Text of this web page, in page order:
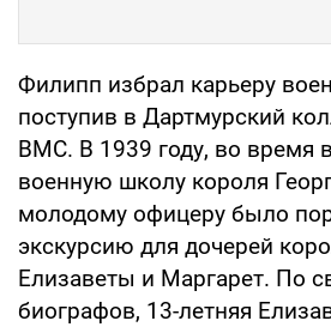
Филипп избрал карьеру
поступив в Дартмурский
ВМС. В 1939 году, во время
военную школу короля
молодому офицеру было
экскурсию для дочерей
Елизаветы и Маргарет. По
биографов, 13-летняя